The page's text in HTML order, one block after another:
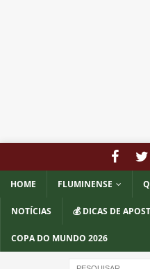
HOME FLUMINENSE
NOTÍCIAS 💰 DICAS DE
COPA DO MUNDO 2026